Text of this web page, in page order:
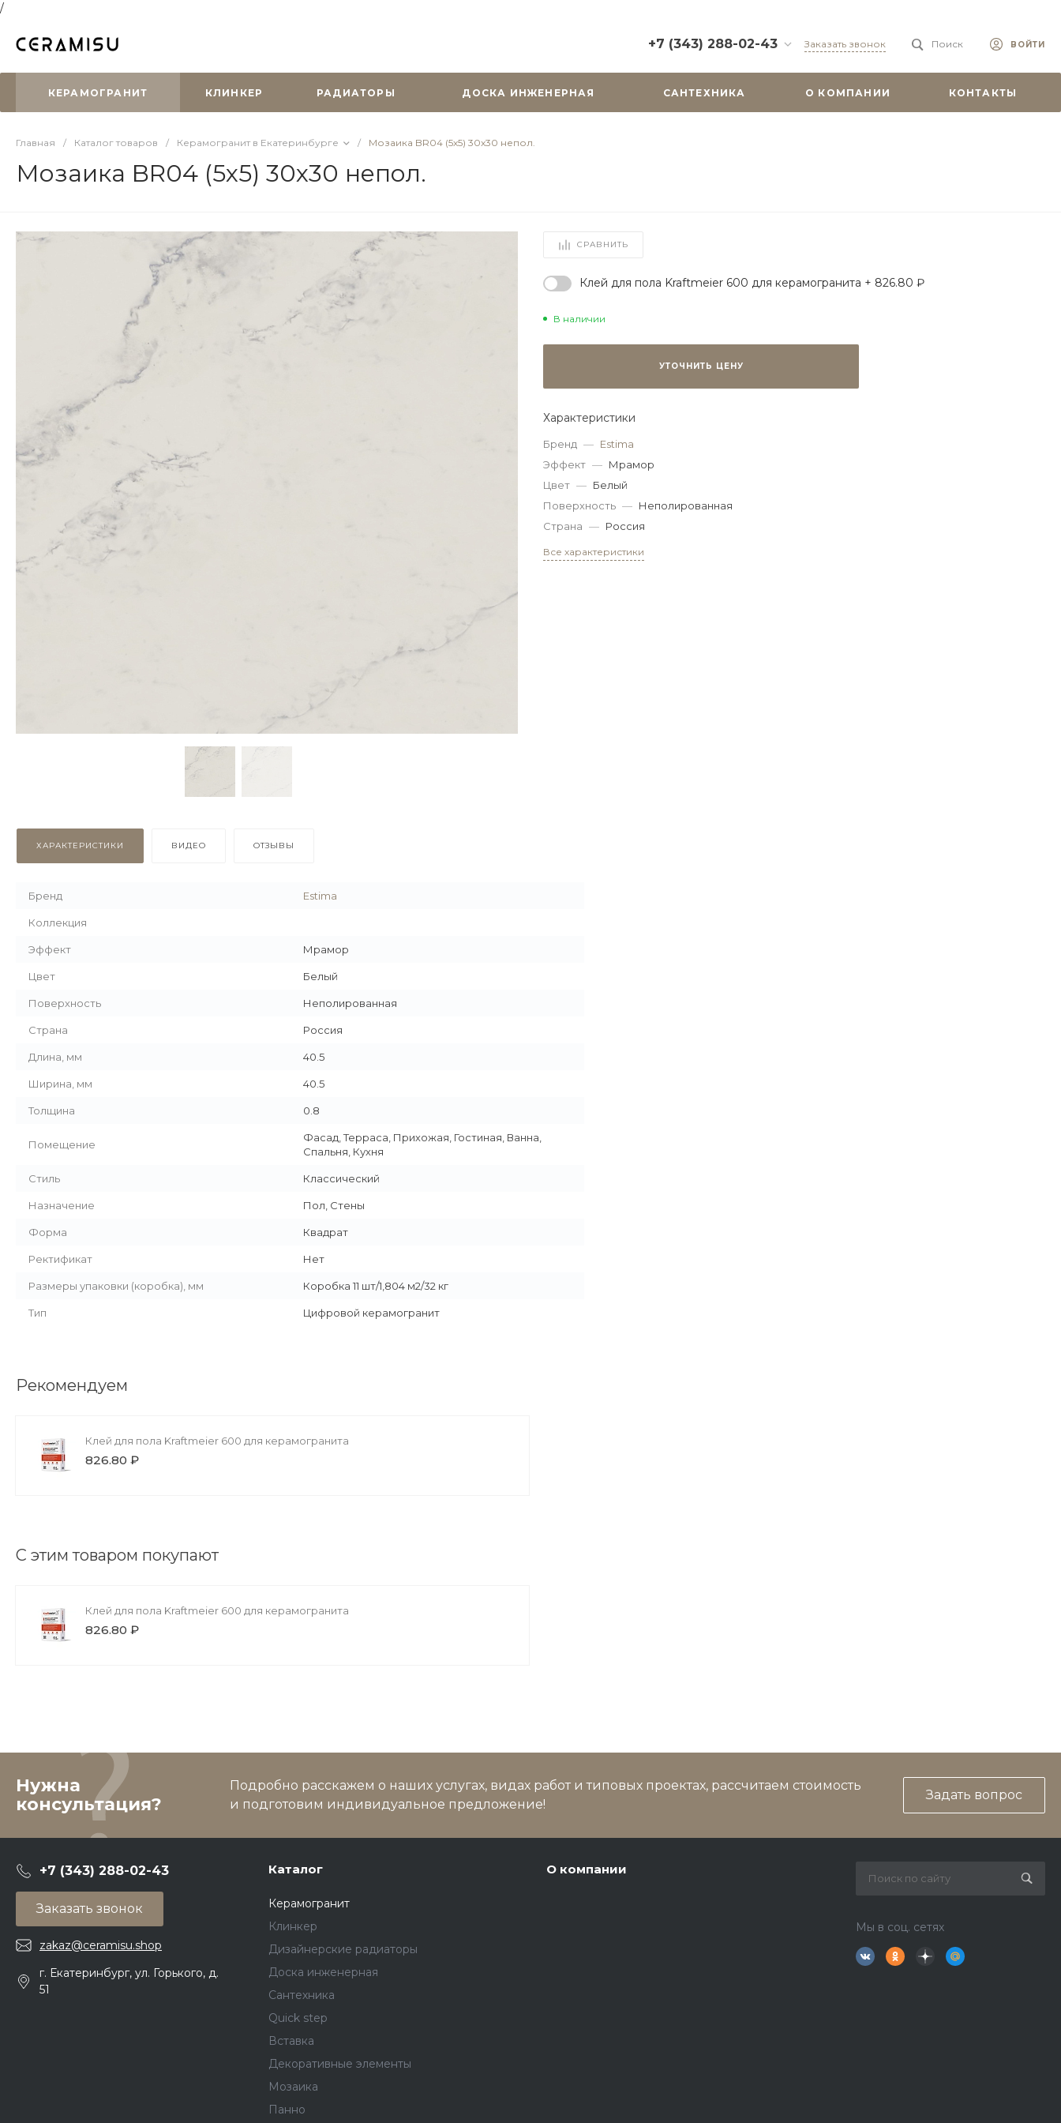
/
+7 (343) 288-02-43
г. Екатеринбург, ул.
Горького, д. 51
Заказать звонок Поиск ВОЙТИ
КЕРАМОГРАНИТ КЛИНКЕР РАДИАТОРЫ ДОСКА ИНЖЕНЕРНАЯ САНТЕХНИКА О КОМПАНИИ КОНТАКТЫ
Главная / Каталог товаров / Керамогранит в Екатеринбурге / Мозаика BR04 (5х5) 30x30 непол.
Мозаика BR04 (5х5) 30x30 непол.
СРАВНИТЬ
Клей для пола Kraftmeier 600 для керамогранита + 826.80 ₽
В наличии
УТОЧНИТЬ ЦЕНУ
Характеристики
Бренд — Estima
Эффект — Мрамор
Цвет — Белый
Поверхность — Неполированная
Страна — Россия
Все характеристики
ХАРАКТЕРИСТИКИ ВИДЕО ОТЗЫВЫ
Бренд Estima
Коллекция
Эффект Мрамор
Цвет Белый
Поверхность Неполированная
Страна Россия
Длина, мм 40.5
Ширина, мм 40.5
Толщина 0.8
Помещение
Фасад, Терраса, Прихожая, Гостиная, Ванна,
Спальня, Кухня
Стиль Классический
Назначение Пол, Стены
Форма Квадрат
Ректификат Нет
Размеры упаковки (коробка), мм Коробка 11 шт/1,804 м2/32 кг
Тип Цифровой керамогранит
Рекомендуем
Клей для пола Kraftmeier 600 для керамогранита
826.80 ₽
С этим товаром покупают
Клей для пола Kraftmeier 600 для керамогранита
826.80 ₽
Нужна
консультация?
Подробно расскажем о наших услугах, видах работ и типовых проектах, рассчитаем стоимость
и подготовим индивидуальное предложение!
Задать вопрос
+7 (343) 288-02-43
Заказать звонок
zakaz@ceramisu.shop
г. Екатеринбург, ул. Горького, д.
51
Каталог
Керамогранит
Клинкер
Дизайнерские радиаторы
Доска инженерная
Сантехника
Quick step
Вставка
Декоративные элементы
Мозаика
Панно
О компании
Мы в соц. сетях